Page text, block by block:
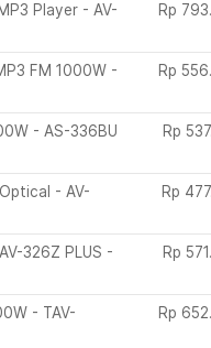
Player - AV-
Rp
FM 1000W -
Rp
- AS-336BU
Rp
- AV-
Rp
326Z PLUS -
Rp
- TAV-
Rp